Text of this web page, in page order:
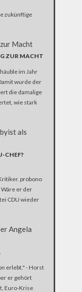
zukünftige
ZUR MACHT
im Jahr
wurde der
die damalige
wie stark
CHEF?
probono
er der
CDU wieder
erlebt." - Horst
er gehört
Euro-Krise